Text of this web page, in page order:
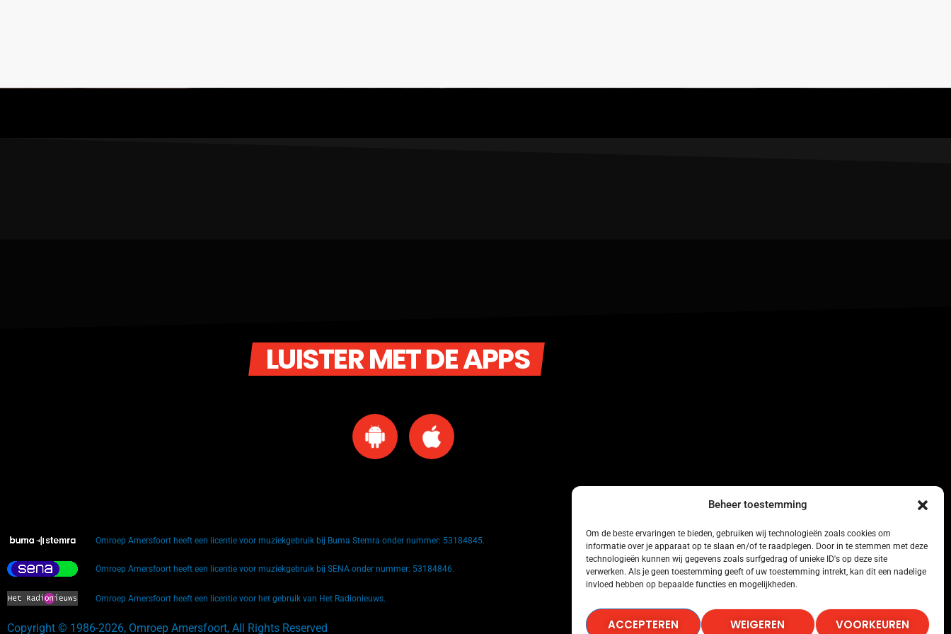
Beheer toestemming
Om de beste ervaringen te bieden, gebruiken wij technologieën zoals cookies om
informatie over je apparaat op te slaan en/of te raadplegen. Door in te stemmen met deze
technologieën kunnen wij gegevens zoals surfgedrag of unieke ID's op deze site
verwerken. Als je geen toestemming geeft of uw toestemming intrekt, kan dit een nadelige
invloed hebben op bepaalde functies en mogelijkheden.
ACCEPTEREN WEIGEREN VOORKEUREN
LUISTER MET DE APPS
Omroep Amersfoort heeft een licentie voor muziekgebruik bij Buma Stemra onder nummer: 53184845.
Omroep Amersfoort heeft een licentie voor muziekgebruik bij SENA onder nummer: 53184846.
Omroep Amersfoort heeft een licentie voor het gebruik van Het Radionieuws.
Copyright © 1986-2026, Omroep Amersfoort, All Rights Reserved